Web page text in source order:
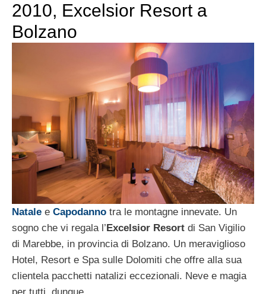
2010, Excelsior Resort a
Bolzano
Natale e Capodanno tra le montagne innevate. Un
sogno che vi regala l’ Excelsior Resort di San Vigilio
di Marebbe, in provincia di Bolzano. Un meraviglioso
Hotel, Resort e Spa sulle Dolomiti che offre alla sua
clientela pacchetti natalizi eccezionali. Neve e magia